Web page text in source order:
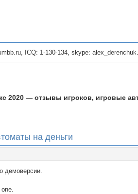
ICQ: 1-130-134, skype: alex_derenchuk.
2020 — отзывы игроков, игровые
на деньги
демоверсии.